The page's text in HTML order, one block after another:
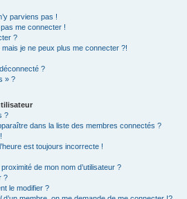
parviens pas !
me connecter !
?
je ne peux plus me connecter ?!
?
» ?
?
dans la liste des membres connectés ?
est toujours incorrecte !
de mon nom d’utilisateur ?
?
le modifier ?